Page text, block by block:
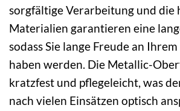
sorgfältige Verarbeitung und die
Materialien garantieren eine
sodass Sie lange Freude an
haben werden. Die Metallic-
kratzfest und pflegeleicht, was
nach vielen Einsätzen optisch